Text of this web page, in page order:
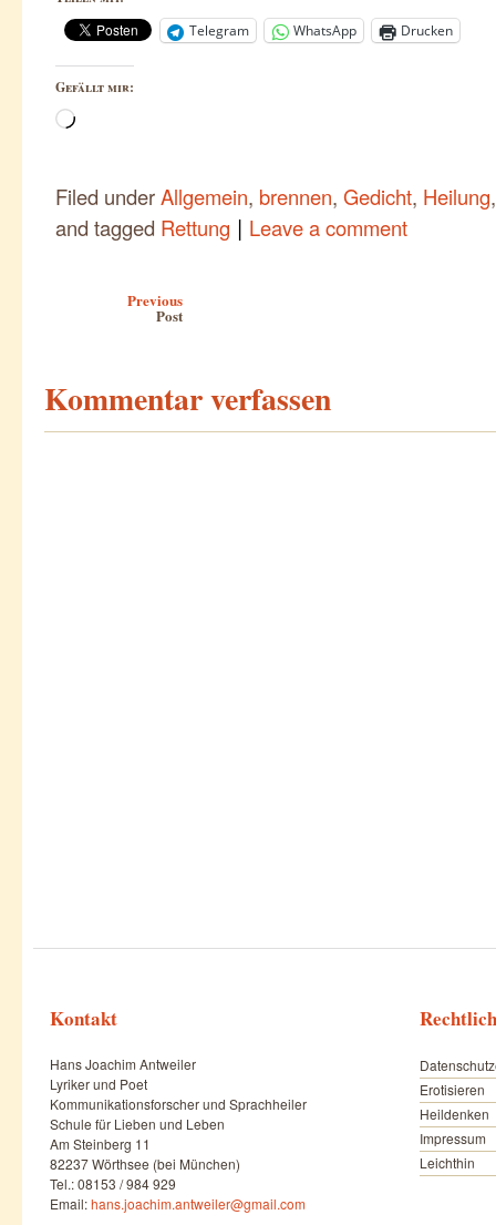
Telegram
WhatsApp Drucken
Gefällt mir:
Wird
Filed underAllgemein, brennen, Gedicht, Heilung
and tagged Rettung | Leave a comment
Previous
Post
Kommentar verfassen
Kontakt
Hans Joachim Antweiler
Lyriker und Poet
Kommunikationsforscher und Sprachheiler
Schule für Lieben und Leben
Am Steinberg 11
82237 Wörthsee (bei München)
Tel.: 08153 / 984 929
Email:hans.joachim.antweiler@gmail.com
Erotisieren
Heildenken
Impressum
Leichthin